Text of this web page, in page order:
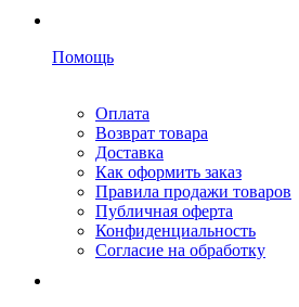
Помощь
Оплата
Возврат товара
Доставка
Как оформить заказ
Правила продажи товаров
Публичная оферта
Конфиденциальность
Согласие на обработку